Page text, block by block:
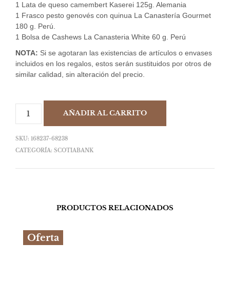
S/99.90.S/96.90.
1 Lata de queso camembert Kaserei 125g. Alemania
1 Frasco pesto genovés con quinua La Canastería Gourmet
180 g. Perú.
1 Bolsa de Cashews La Canasteria White 60 g. Perú
NOTA: Si se agotaran las existencias de artículos o envases
incluidos en los regalos, estos serán sustituidos por otros de
similar calidad, sin alteración del precio.
AÑADIR AL CARRITO
SKU: 168237-68238
CATEGORÍA: SCOTIABANK
PRODUCTOS RELACIONADOS
Oferta